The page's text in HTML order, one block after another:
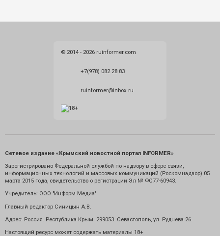
© 2014 - 2026 ruinformer.com
+7(978) 082 28 83
ruinformer@inbox.ru
Сетевое издание «Крымский новостной портал INFORMER»
Зарегистрировано Федеральной службой по надзору в сфере связи,
информационных технологий и массовых коммуникаций (Роскомнадзор) 05
марта 2015 года, свидетельство о регистрации Эл № ФС77-60943.
Учредитель: ООО "Информ Медиа"
Главный редактор Синицын А.В.
Адрес: Россия. Республика Крым. 299053. Севастополь, ул. Руднева 26.
Настоящий ресурс может содержать материалы 18+